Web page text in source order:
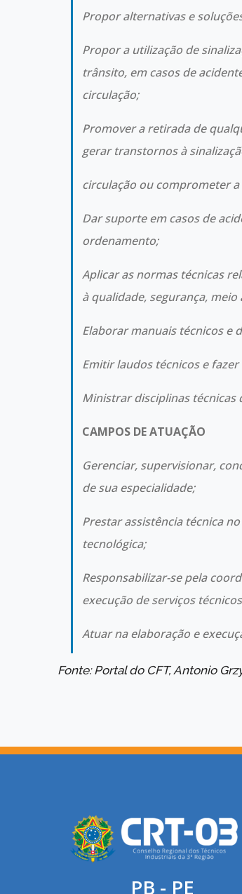
Propor alternativas e
Propor a utilização de
trânsito, em casos de
circulação;
Promover a retirada de
gerar transtornos à
circulação ou comprometer
Dar suporte em casos de
ordenamento;
Aplicar as normas técnicas
à qualidade, segurança,
Elaborar manuais técnicos e
Emitir laudos técnicos e
Ministrar disciplinas técnicas
CAMPOS DE ATUAÇÃO
Gerenciar, supervisionar,
de sua especialidade;
Prestar assistência técnica
tecnológica;
Responsabilizar-se pela
execução de serviços
Atuar na elaboração e
Fonte: Portal do CFT, Antonio
PB - PE